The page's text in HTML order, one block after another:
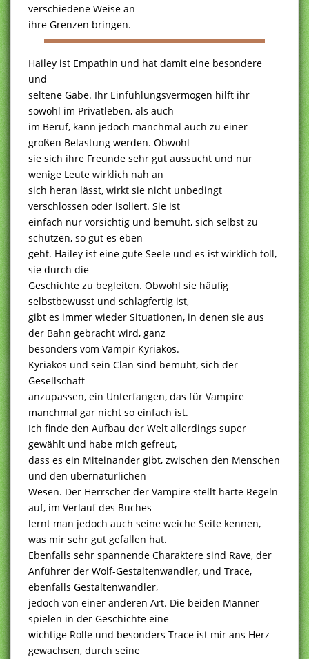
verschiedene Weise an
ihre Grenzen bringen.
Hailey ist Empathin und hat damit eine besondere
und
seltene Gabe. Ihr Einfühlungsvermögen hilft ihr
sowohl im Privatleben, als auch
im Beruf, kann jedoch manchmal auch zu einer
großen Belastung werden. Obwohl
sie sich ihre Freunde sehr gut aussucht und nur
wenige Leute wirklich nah an
sich heran lässt, wirkt sie nicht unbedingt
verschlossen oder isoliert. Sie ist
einfach nur vorsichtig und bemüht, sich selbst zu
schützen, so gut es eben
geht. Hailey ist eine gute Seele und es ist wirklich toll,
sie durch die
Geschichte zu begleiten. Obwohl sie häufig
selbstbewusst und schlagfertig ist,
gibt es immer wieder Situationen, in denen sie aus
der Bahn gebracht wird, ganz
besonders vom Vampir Kyriakos.
Kyriakos und sein Clan sind bemüht, sich der
Gesellschaft
anzupassen, ein Unterfangen, das für Vampire
manchmal gar nicht so einfach ist.
Ich finde den Aufbau der Welt allerdings super
gewählt und habe mich gefreut,
dass es ein Miteinander gibt, zwischen den Menschen
und den übernatürlichen
Wesen. Der Herrscher der Vampire stellt harte Regeln
auf, im Verlauf des Buches
lernt man jedoch auch seine weiche Seite kennen,
was mir sehr gut gefallen hat.
Ebenfalls sehr spannende Charaktere sind Rave, der
Anführer der Wolf-Gestaltenwandler, und Trace,
ebenfalls Gestaltenwandler,
jedoch von einer anderen Art. Die beiden Männer
spielen in der Geschichte eine
wichtige Rolle und besonders Trace ist mir ans Herz
gewachsen, durch seine